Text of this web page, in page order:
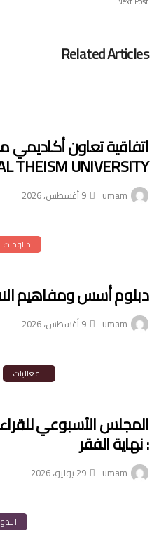
Related Articles
THEISM UNIVERSITY*
umam 9 أغسطس، 2026
دبلومات
دبلوم أسس ومفاهيم
umam 9 أغسطس، 2026
الفعاليات
المجلس الأسبوعي
: نهاية الفقر
umam 29 يوليو، 2026